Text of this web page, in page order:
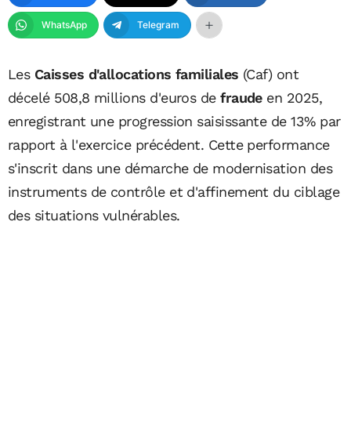
WhatsApp Telegram
Les Caisses d'allocations familiales (Caf) ont
décelé 508,8 millions d'euros defraudeen 2025,
enregistrant une progression saisissante de 13% par
rapport à l'exercice précédent. Cette performance
s'inscrit dans une démarche de modernisation des
instruments de contrôle et d'affinement du ciblage
des situations vulnérables.